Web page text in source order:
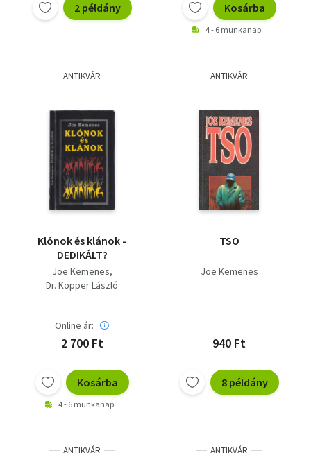
2 példány Kosárba
4 - 6 munkanap
ANTIKVÁR
Klónok és klánok -
DEDIKÁLT?
Joe Kemenes
Dr. Kopper László
Online ár:
2 700 Ft
Kosárba
4 - 6 munkanap
ANTIKVÁR
TSO
Joe Kemenes
940 Ft
8 példány
ANTIKVÁR ANTIKVÁR